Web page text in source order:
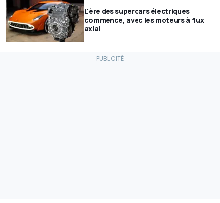
L'ère des supercars électriques
commence, avec les moteurs à flux
axial